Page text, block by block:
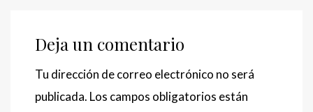
Deja un comentario
Tu dirección de correo electrónico no será
publicada. Los campos obligatorios están